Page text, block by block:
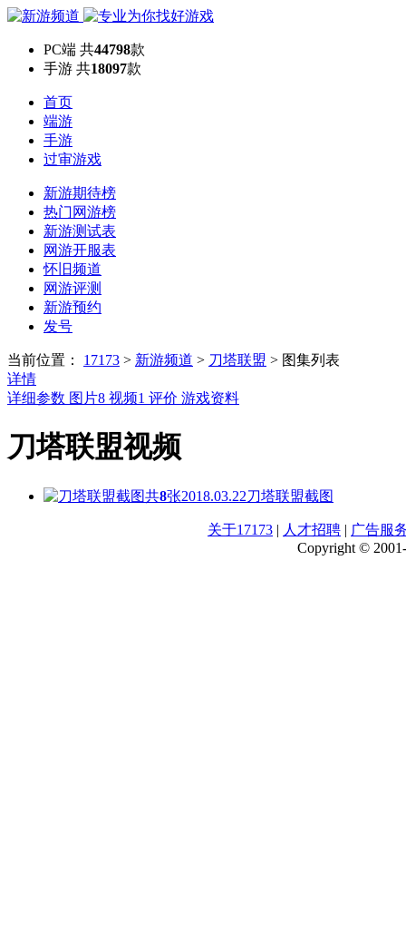
PC端 共44798款
手游 共18097款
首页
端游
手游
过审游戏
新游期待榜
热门网游榜
新游测试表
网游开服表
怀旧频道
网游评测
新游预约
发号
当前位置： 17173 > 新游频道 > 刀塔联盟 > 图集列表
详情
详细参数 图片8 视频1 评价 游戏资料
刀塔联盟视频
共8张2018.03.22刀塔联盟截图
关于17173 | 人才招聘 | 广告服
Copyright ©